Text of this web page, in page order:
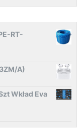
RT-
A)
Wkład Eva